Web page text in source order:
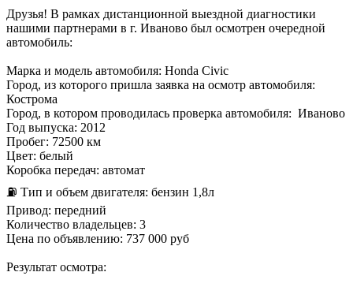
Друзья! В рамках дистанционной выездной диагностики
нашими партнерами в г. Иваново был осмотрен очередной
автомобиль:
Марка и модель автомобиля: Honda Civic
Город, из которого пришла заявка на осмотр автомобиля:
Кострома
Город, в котором проводилась проверка автомобиля: Иваново
Год выпуска: 2012
Пробег: 72500 км
Цвет: белый
Коробка передач: автомат
⛽ Тип и объем двигателя: бензин 1,8л
Привод: передний
Количество владельцев: 3
Цена по объявлению: 737 000 руб
Результат осмотра: